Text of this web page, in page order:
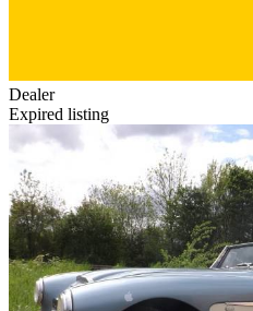
Dealer
Expired listing